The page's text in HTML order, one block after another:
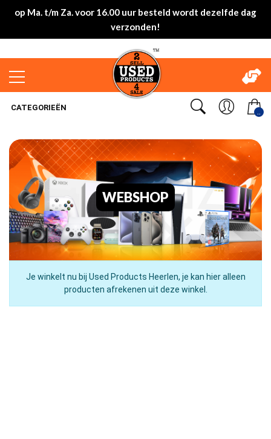
op Ma. t/m Za. voor 16.00 uur besteld wordt dezelfde dag
verzonden!
..
CATEGORIEËN
WEBSHOP
Je winkelt nu bij Used Products Heerlen, je kan hier alleen
producten afrekenen uit deze winkel.